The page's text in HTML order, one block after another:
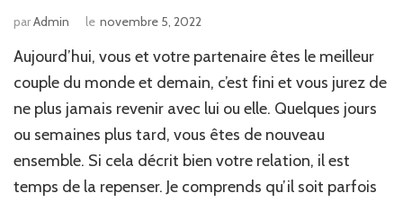
parAdmin le novembre 5, 2022
Aujourd’hui, vous et votre partenaire êtes le meilleur
couple du monde et demain, c’est fini et vous jurez de
ne plus jamais revenir avec lui ou elle. Quelques jours
ou semaines plus tard, vous êtes de nouveau
ensemble. Si cela décrit bien votre relation, il est
temps de la repenser. Je comprends qu’il soit parfois